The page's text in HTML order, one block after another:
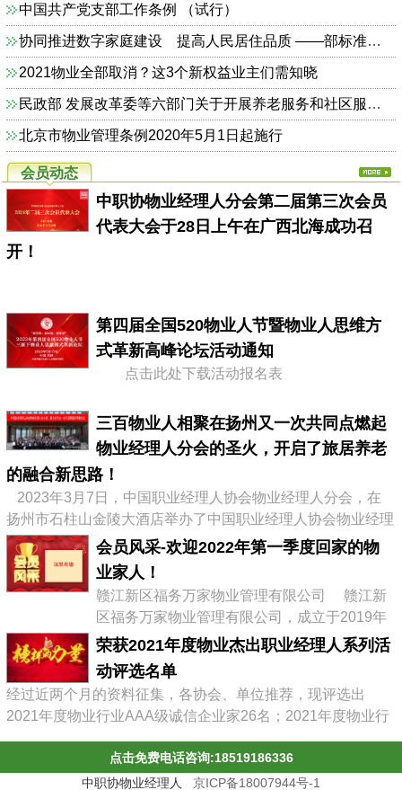
中国共产党支部工作条例 （试行）
协同推进数字家庭建设 提高人民居住品质 ——部标准定额司相关负责人解读《关于加快发展数字家庭 提高居住品质的指导意见》
2021物业全部取消？这3个新权益业主们需知晓
民政部 发展改革委等六部门关于开展养老服务和社区服务信息惠民工程试点工作的通知（民函〔2014〕325号）
北京市物业管理条例2020年5月1日起施行
会员动态
中职协物业经理人分会第二届第三次会员
代表大会于28日上午在广西北海成功召
开！
第四届全国520物业人节暨物业人思维方
式革新高峰论坛活动通知
点击此处下载活动报名表
三百物业人相聚在扬州又一次共同点燃起
物业经理人分会的圣火，开启了旅居养老
的融合新思路！
2023年3月7日，中国职业经理人协会物业经理人分会，在
扬州市石柱山金陵大酒店举办了中国职业经理人协会物业经理
人分会第二届会员大会暨物业企业转型发展高峰论坛，有来自
全国物业协会、物业公司的300多位代表参加了会议，李占军
会长继续连任会长，会议通过《中职协物业经理人分会管理办
法》，并选举出了第二届分会理事会、第二届常务理事、副会
长及名誉会长。 李占军连任...
会员风采-欢迎2022年第一季度回家的物
业家人！
赣江新区福务万家物业管理有限公司 赣江新
区福务万家物业管理有限公司，成立于2019年
03月08日，属赣江控股集团旗下中赣置业全资
子公司，目前在管11个项目。 企业经营范围:
物业管理，文化场馆管理服务，商业综合体管
理服务，园区管理服务，集贸市场管理服务，
停车场管理服务，工程管理服务，供冷供暖设
施管理服务，酒店管理服务，城市绿化管理服
务，会议及展览服务，礼...
荣获2021年度物业杰出职业经理人系列活
动评选名单
经过近两个月的资料征集，各协会、单位推荐，现评选出
2021年度物业行业AAA级诚信企业家26名；2021年度物业行
85名；2021年度物业行业优秀总监38名；2021年度物业行业
最具员工幸福感企业43家；2021年度物业职业经理人推崇
点击免费电话咨询:18519186336
中职协物业经理人 京ICP备18007944号-1